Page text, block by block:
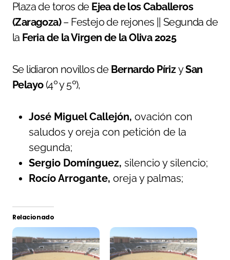
Plaza de toros de Ejea de los Caballeros
(Zaragoza)– Festejo de rejones || Segunda de
la Feria de la Virgen de la Oliva 2025
Se lidiaron novillos de Bernardo PírizySan
Pelayo(4º y 5º),
José Miguel Callejón, ovación con
saludos y oreja con petición de la
segunda;
Sergio Domínguez, silencio y silencio;
Rocío Arrogante, oreja y palmas;
Relacionado